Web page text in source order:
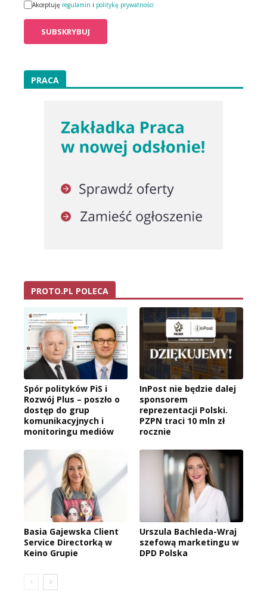
Akceptuję regulamin i politykę prywatności
PRACA
PROTO.PL POLECA
Spór polityków PiS i
Rozwój Plus – poszło o
dostęp do grup
komunikacyjnych i
monitoringu mediów
InPost nie będzie dalej
sponsorem
reprezentacji Polski.
PZPN traci 10 mln zł
rocznie
Basia Gajewska Client
Service Directorką w
Keino Grupie
Urszula Bachleda-Wraj
szefową marketingu w
DPD Polska